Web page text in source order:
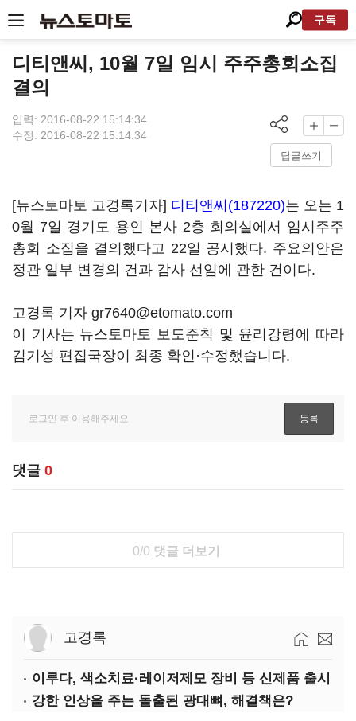
구독
디티앤씨, 10월 7일 임시 주주총회소집
결의
입력: 2016-08-22 15:14:34
수정: 2016-08-22 15:14:34
답글쓰기
[뉴스토마토 고경록기자] 디티앤씨(187220)는 오는 1
0월 7일 경기도 용인 본사 2층 회의실에서 임시주주
총회 소집을 결의했다고 22일 공시했다. 주요의안은
정관 일부 변경의 건과 감사 선임에 관한 건이다.
고경록 기자 gr7640@etomato.com
이 기사는 뉴스토마토 보도준칙 및 윤리강령에 따라
김기성 편집국장이 최종 확인·수정했습니다.
댓글 0
0/0 댓글 더보기
고경록
이루다, 색소치료·레이저제모 장비 등 신제품 출시
강한 인상을 주는 돌출된 광대뼈, 해결책은?